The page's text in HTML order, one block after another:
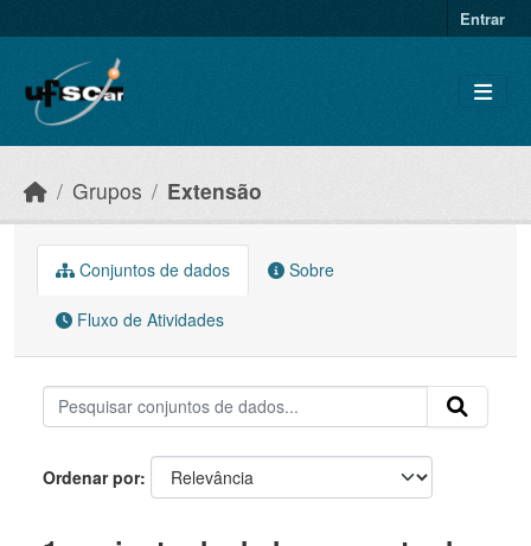
Entrar
Grupos Extensão
Conjuntos de dados Sobre
Fluxo de Atividades
Ordenar por